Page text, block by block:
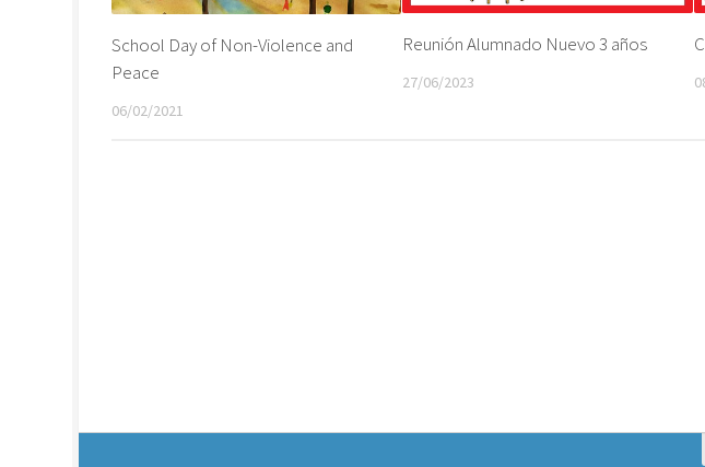
School Day of Non-Violence and
Peace
06/02/2021
Reunión Alumnado Nuevo 3 años
27/06/2023